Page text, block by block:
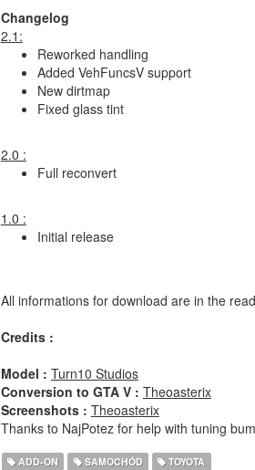
Changelog
2.1:
Reworked handling
Added VehFuncsV support
New dirtmap
Fixed glass tint
2.0 :
Full reconvert
1.0 :
Initial release
All informations for download are in the
Credits :
Model : Turn10 Studios
Conversion to GTA V : Theoasterix
Screenshots : Theoasterix
Thanks to NajPotez for help with tuning
ADD-ON SAMOCHÓD TOYOTA